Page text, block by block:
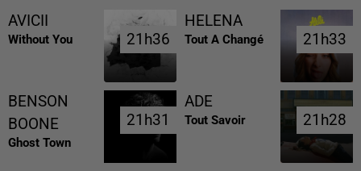
AVICII
Without You 21h36
21h36
HELENA
Tout A Changé 21h33
21h33
BENSON
BOONE
Ghost Town
21h31
21h31
ADE
Tout Savoir 21h28
21h28